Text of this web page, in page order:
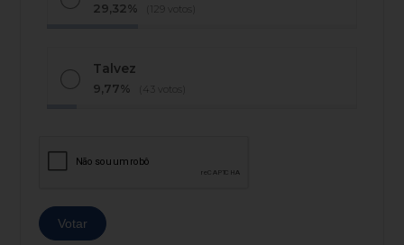
29,32% (129 votos)
Talvez
9,77% (43 votos)